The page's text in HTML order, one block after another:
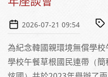
2026-07-21 09:54
為紀念韓國親環境無償學
學校午餐草根國民連帶（